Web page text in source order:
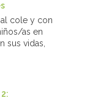
cole y con
as en
sus vidas,